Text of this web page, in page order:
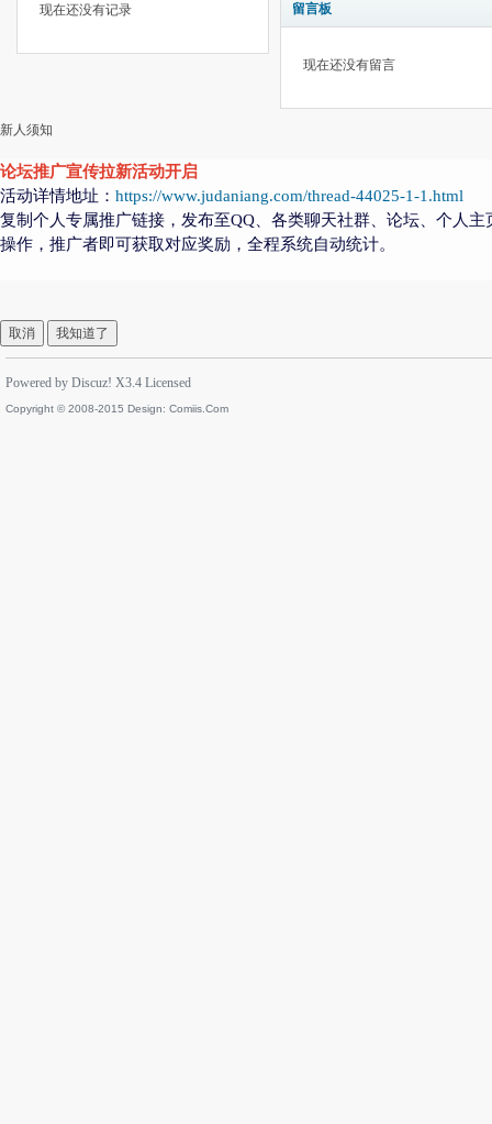
现在还没有记录 留言板
现在还没有留言
新人须知
论坛推广宣传拉新活动开启
活动详情地址： https://www.judaniang.com/thread-44025-1-1.html
复制个人专属推广链接，发布至QQ、各类聊天社群、论坛、个人
操作，推广者即可获取对应奖励，全程系统自动统计。
取消 我知道了
Powered by Discuz! X3.4 Licensed
Copyright © 2008-2015 Design: Comiis.Com